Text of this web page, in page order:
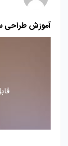
آموزش طراحی